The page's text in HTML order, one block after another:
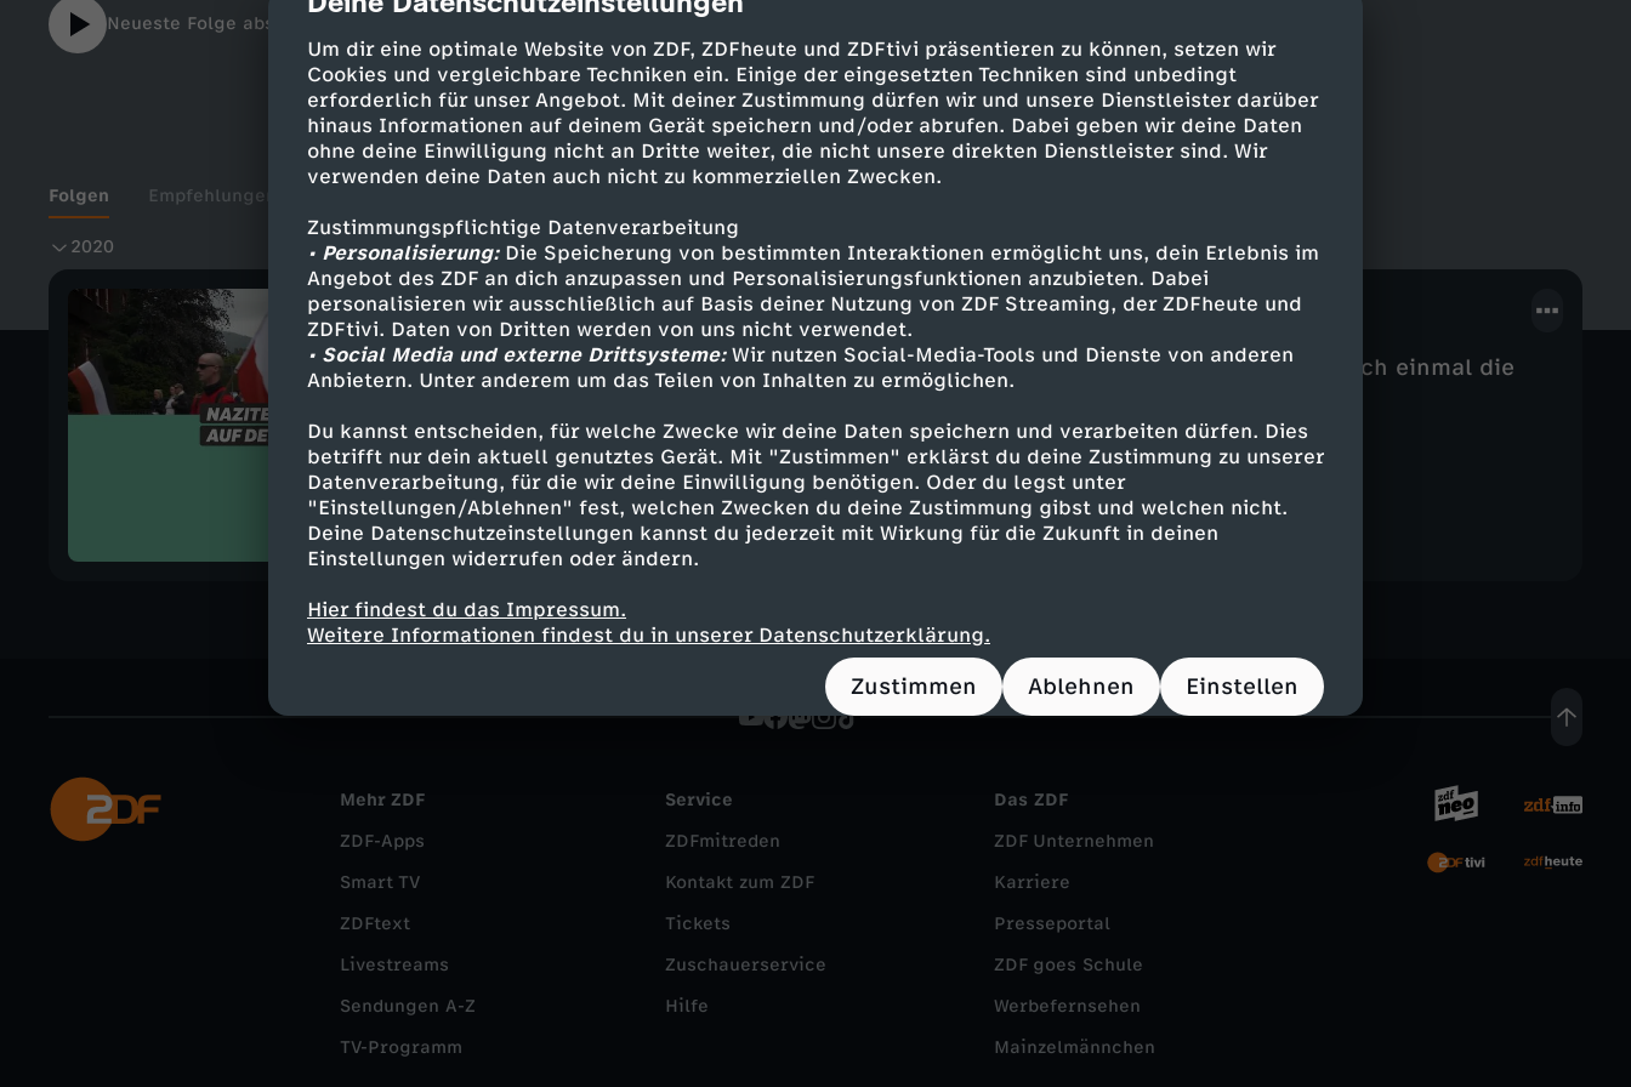
Um dir eine optimale Website von ZDF, ZDFheute und ZDFtivi präsentieren zu können, setzen wir
Cookies und vergleichbare Techniken ein. Einige der eingesetzten Techniken sind unbedingt
erforderlich für unser Angebot. Mit deiner Zustimmung dürfen wir und unsere Dienstleister darüber
hinaus Informationen auf deinem Gerät speichern und/oder abrufen. Dabei geben wir deine Daten
ohne deine Einwilligung nicht an Dritte weiter, die nicht unsere direkten Dienstleister sind. Wir
verwenden deine Daten auch nicht zu kommerziellen Zwecken.
Zustimmungspflichtige Datenverarbeitung
• Personalisierung:Die Speicherung von bestimmten Interaktionen ermöglicht uns, dein Erlebnis im
Angebot des ZDF an dich anzupassen und Personalisierungsfunktionen anzubieten. Dabei
personalisieren wir ausschließlich auf Basis deiner Nutzung von ZDF Streaming, der ZDFheute und
ZDFtivi. Daten von Dritten werden von uns nicht verwendet.
• Social Media und externe Drittsysteme:Wir nutzen Social-Media-Tools und Dienste von anderen
Anbietern. Unter anderem um das Teilen von Inhalten zu ermöglichen.
Du kannst entscheiden, für welche Zwecke wir deine Daten speichern und verarbeiten dürfen. Dies
betrifft nur dein aktuell genutztes Gerät. Mit "Zustimmen" erklärst du deine Zustimmung zu unserer
Datenverarbeitung, für die wir deine Einwilligung benötigen. Oder du legst unter
"Einstellungen/Ablehnen" fest, welchen Zwecken du deine Zustimmung gibst und welchen nicht.
Deine Datenschutzeinstellungen kannst du jederzeit mit Wirkung für die Zukunft in deinen
Einstellungen widerrufen oder ändern.
Hier findest du das Impressum.
Weitere Informationen findest du in unserer Datenschutzerklärung.
Zustimmen Ablehnen Einstellen
Neueste Folge abspielen
Folgen Empfehlungen
2020
2
Nazi-Terror auf der Spur - Wie gefährlich ist Combat 18?
30 Min.23.01.2020
Heute wurde Combat 18 verboten. Aus gegebenem Anlass: Hier noch einmal die
Reportage unserer Kollegen von Strg_f.
Mehr ZDF
ZDF-Apps
Smart TV
ZDFtext
Livestreams
Sendungen A-Z
TV-Programm
Service
ZDFmitreden
Kontakt zum ZDF
Tickets
Zuschauerservice
Hilfe
Das ZDF
ZDF Unternehmen
Karriere
Presseportal
ZDF goes Schule
Werbefernsehen
Mainzelmännchen